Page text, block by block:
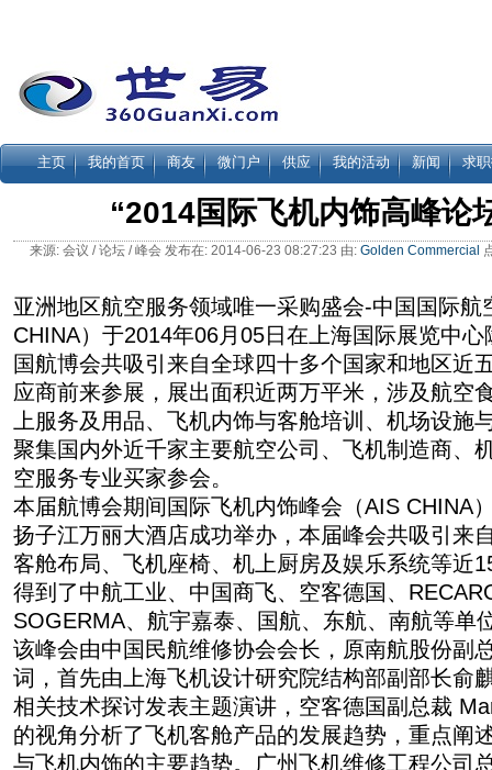
主页 我的首页 商友 微门户 供应 我的活动 新闻 求
“2014国际飞机内饰高峰论
来源: 会议 / 论坛 / 峰会 发布在: 2014-06-23 08:27:23 由: Golden Commercial
亚洲地区航空服务领域唯一采购盛会-中国国际航
CHINA）于2014年06月05日在上海国际展览中
国航博会共吸引来自全球四十多个国家和地区近
应商前来参展，展出面积近两万平米，涉及航空
上服务及用品、飞机内饰与客舱培训、机场设施
聚集国内外近千家主要航空公司、飞机制造商、
空服务专业买家参会。
本届航博会期间国际飞机内饰峰会（AIS CHINA
扬子江万丽大酒店成功举办，本届峰会共吸引来
客舱布局、飞机座椅、机上厨房及娱乐系统等近
得到了中航工业、中国商飞、空客德国、
SOGERMA、航宇嘉泰、国航、东航、南航等单
该峰会由中国民航维修协会会长，原南航股份副
词，首先由上海飞机设计研究院结构部副部长俞
相关技术探讨发表主题演讲，空客德国副总裁
的视角分析了飞机客舱产品的发展趋势，重点阐
与飞机内饰的主要趋势。广州飞机维修工程公司